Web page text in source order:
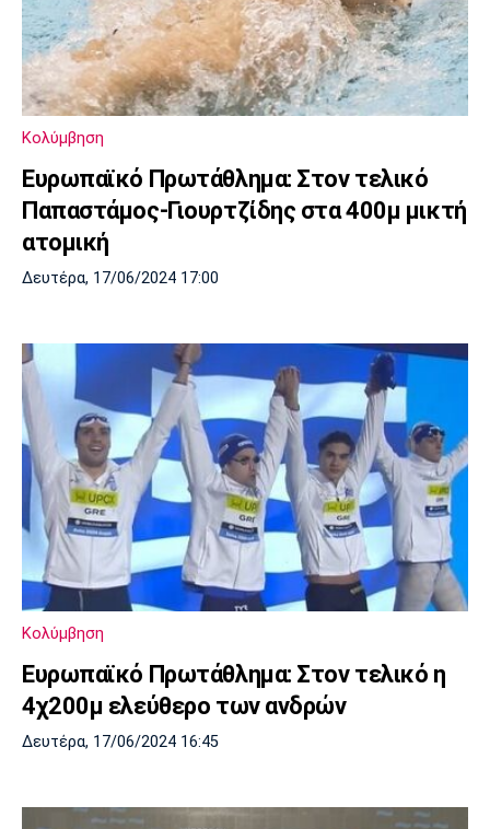
Κολύμβηση
Ευρωπαϊκό Πρωτάθλημα: Στον τελικό
Παπαστάμος-Γιουρτζίδης στα 400μ μικτή
ατομική
Δευτέρα, 17/06/2024 17:00
Κολύμβηση
Ευρωπαϊκό Πρωτάθλημα: Στον τελικό η
4χ200μ ελεύθερο των ανδρών
Δευτέρα, 17/06/2024 16:45